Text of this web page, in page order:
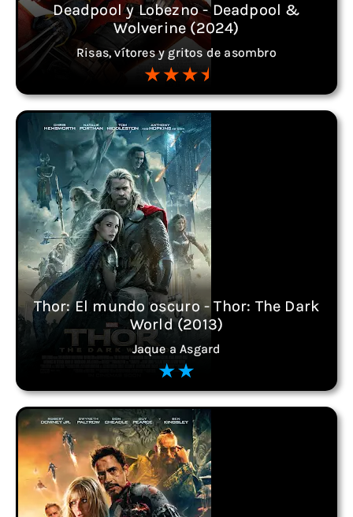
Deadpool y Lobezno - Deadpool &
Wolverine (2024)
Risas, vítores y gritos de asombro
Thor: El mundo oscuro - Thor: The Dark
World (2013)
Jaque a Asgard